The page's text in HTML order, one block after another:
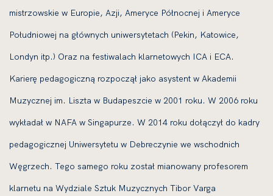
mistrzowskie w Europie, Azji, Ameryce Północnej i Ameryce
Południowej na głównych uniwersytetach (Pekin, Katowice,
Londyn itp.) Oraz na festiwalach klarnetowych ICA i ECA.
Karierę pedagogiczną rozpoczął jako asystent w Akademii
Muzycznej im. Liszta w Budapeszcie w 2001 roku. W 2006 roku
wykładał w NAFA w Singapurze. W 2014 roku dołączył do kadry
pedagogicznej Uniwersytetu w Debreczynie we wschodnich
Węgrzech. Tego samego roku został mianowany profesorem
klarnetu na Wydziale Sztuk Muzycznych Tibor Varga